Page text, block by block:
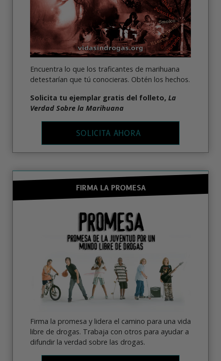
Encuentra lo que los traficantes de marihuana
detestarían que tú conocieras. Obtén los hechos.
Solicita tu ejemplar gratis del folleto, La
Verdad Sobre la Marihuana
SOLICITA AHORA
FIRMA LA PROMESA
Firma la promesa y lidera el camino para una vida
libre de drogas. Trabaja con otros para ayudar a
difundir la verdad sobre las drogas.